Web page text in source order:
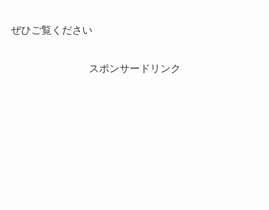
ぜひご覧ください
スポンサードリンク